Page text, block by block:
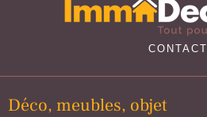
CONTACT
Déco, meubles, objet